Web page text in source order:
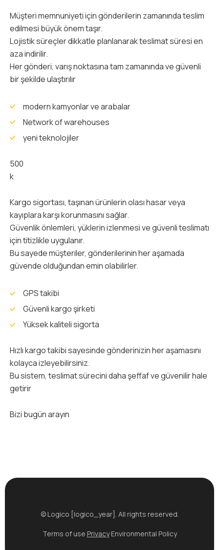
Müşteri memnuniyeti için gönderilerin zamanında teslim
edilmesi büyük önem taşır.
Lojistik süreçler dikkatle planlanarak teslimat süresi en
aza indirilir.
Her gönderi, varış noktasına tam zamanında ve güvenli
bir şekilde ulaştırılır
modern kamyonlar ve arabalar
Network of warehouses
yeni teknolojiler
500
k
Kargo sigortası, taşınan ürünlerin olası hasar veya
kayıplara karşı korunmasını sağlar.
Güvenlik önlemleri, yüklerin izlenmesi ve güvenli teslimatı
için titizlikle uygulanır.
Bu sayede müşteriler, gönderilerinin her aşamada
güvende olduğundan emin olabilirler.
GPS takibi
Güvenli kargo şirketi
Yüksek kaliteli sigorta
Hızlı kargo takibi sayesinde gönderinizin her aşamasını
kolayca izleyebilirsiniz.
Bu sistem, teslimat sürecini daha şeffaf ve güvenilir hale
getirir
Bizi bugün arayın
© Logico [logico_year]. All rights reserved.
Terms of use PrivacyEnvironmental Policy